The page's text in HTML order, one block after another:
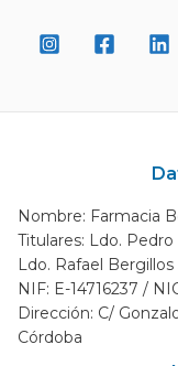
Nombre: Farmacia
Titulares: Ldo.
Ldo. Rafael
NIF: E-14716237 /
Dirección: C/
Córdoba